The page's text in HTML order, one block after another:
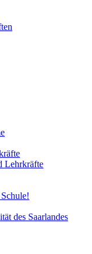
Lehrkräfte
des Saarlandes